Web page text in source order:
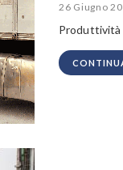
26 Giugno
Produttività